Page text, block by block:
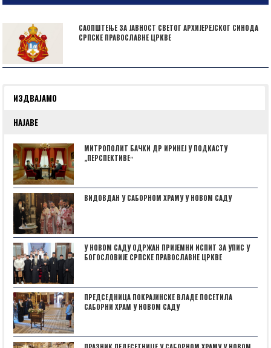
САОПШТЕЊЕ ЗА ЈАВНОСТ СВЕТОГ АРХИЈЕРЕЈСКОГ СИНОДА
СРПСКЕ ПРАВОСЛАВНЕ ЦРКВЕ
ИЗДВАЈАМО
НАЈАВЕ
МИТРОПОЛИТ БАЧКИ ДР ИРИНЕЈ У ПОДКАСТУ
„ПЕРСПЕКТИВЕˮ
ВИДОВДАН У САБОРНОМ ХРАМУ У НОВОМ САДУ
У НОВОМ САДУ ОДРЖАН ПРИЈЕМНИ ИСПИТ ЗА УПИС У
БОГОСЛОВИЈЕ СРПСКЕ ПРАВОСЛАВНЕ ЦРКВЕ
ПРЕДСЕДНИЦА ПОКРАЈИНСКЕ ВЛАДЕ ПОСЕТИЛА
САБОРНИ ХРАМ У НОВОМ САДУ